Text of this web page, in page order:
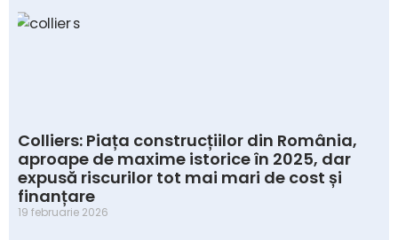
Colliers: Piața construcțiilor din România,
aproape de maxime istorice în 2025, dar
expusă riscurilor tot mai mari de cost și
finanțare
19 februarie 2026